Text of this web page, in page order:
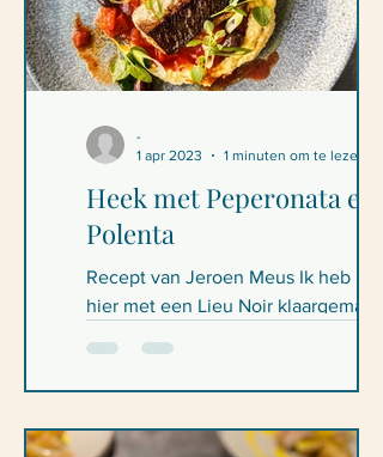
Heek met Peperonata en
Polenta
Recept van Jeroen Meus Ik heb het
hier met een Lieu Noir klaargemaakt
-
1 apr 2023
1 minuten om te lezen